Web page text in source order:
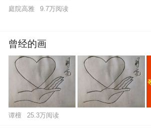
庭院高雅 9.7万阅读
曾经的画
谭檀 25.3万阅读